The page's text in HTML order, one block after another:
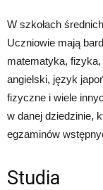
W szkołach
Uczniowie mają
matematyka,
angielski, język
fizyczne i wiele
w danej dziedzinie,
egzaminów
Studia